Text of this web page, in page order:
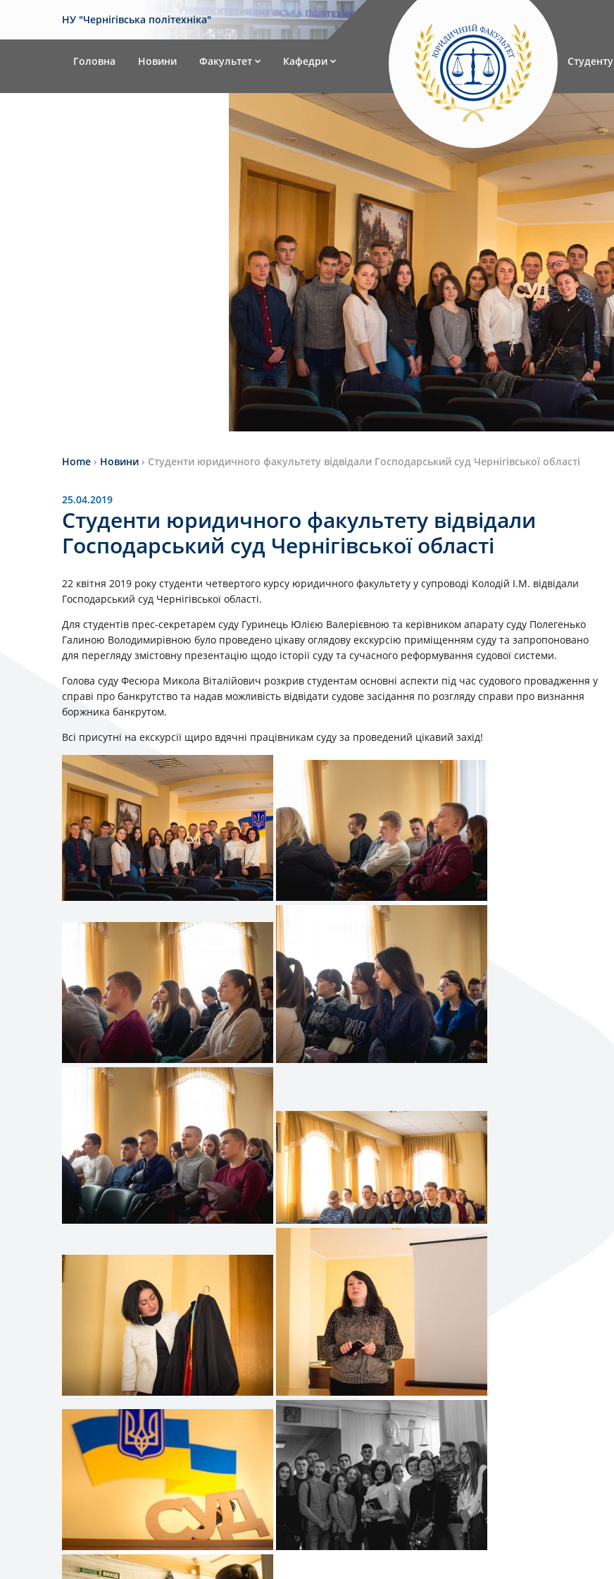
НУ "Чернігівська політехніка"
Головна Новини Факультет Кафедри Студенту
Home › Новини › Студенти юридичного факультету відвідали Господарський суд Чернігівської області
25.04.2019
Студенти юридичного факультету відвідали
Господарський суд Чернігівської області
22 квiтня 2019 року студенти четвертого курсу юридичного факультету у супроводі Колодій І.М. відвідали
Господарський суд Чернігівської області.
Для студентів прес-секретарем суду Гуринець Юлією Валерієвною та керівником апарату суду Полегенько
Галиною Володимирiвною було проведено цікаву оглядову екскурсію приміщенням суду та запропоновано
для перегляду змістовну презентацію щодо історії суду та сучасного реформування судової системи.
Голова суду Фесюра Микола Вiталiйович розкрив студентам основнi аспекти пiд час судового провадження у
справi про банкрутство та надав можливість відвідати судове засідання по розгляду справи про визнання
боржника банкрутом.
Всі присутні на екскурсії щиро вдячні працівникам суду за проведений цікавий захід!